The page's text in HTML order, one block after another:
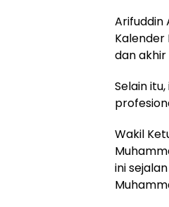
Arifuddin
dan akhir
Selain
Wakil
ini